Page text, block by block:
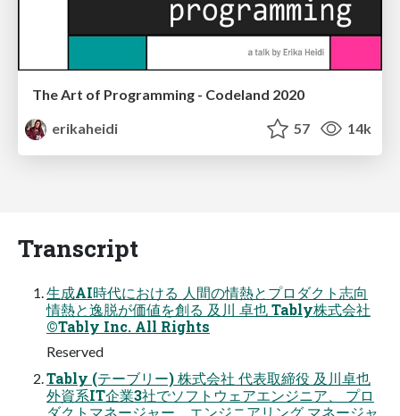
The Art of Programming - Codeland 2020
erikaheidi
57 14k
Transcript
生成AI時代における 人間の情熱とプロダクト志向
情熱と逸脱が価値を創る 及川 卓也 Tably株式会社
©Tably Inc. All Rights
Reserved
Tably (テーブリー) 株式会社 代表取締役 及川卓也
外資系IT企業3社でソフトウェアエンジニア、 プロ
ダクトマネージャー、エンジニアリング マネージャ